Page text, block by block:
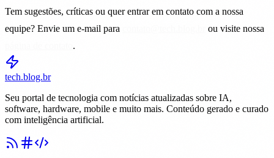
Tem sugestões, críticas ou quer entrar em contato com a nossa
equipe? Envie um e-mail para
ou visite nossa
.
tech.blog.br
Seu portal de tecnologia com notícias atualizadas sobre IA,
software, hardware, mobile e muito mais. Conteúdo gerado e curado
com inteligência artificial.